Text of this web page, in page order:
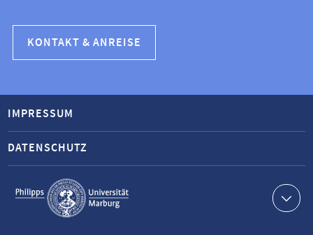
KONTAKT & ANREISE
Service-
Navigation
IMPRESSUM
DATENSCHUTZ